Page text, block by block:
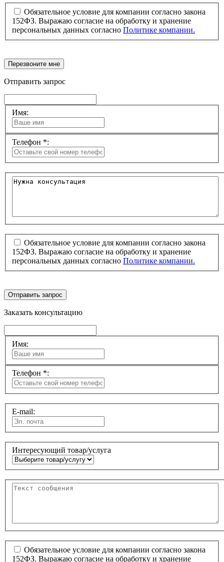
Обязательное условие для компании согласно закона
152ФЗ. Выражаю согласие на обработку и хранение
персональных данных согласно Политике компании.
Перезвоните мне
Отправить запрос
Имя:
Телефон *:
Обязательное условие для компании согласно закона
152ФЗ. Выражаю согласие на обработку и хранение
персональных данных согласно Политике компании.
Отправить запрос
Заказать консультацию
Имя:
Телефон *:
E-mail:
Интересующий товар/услуга
Обязательное условие для компании согласно закона
152ФЗ. Выражаю согласие на обработку и хранение